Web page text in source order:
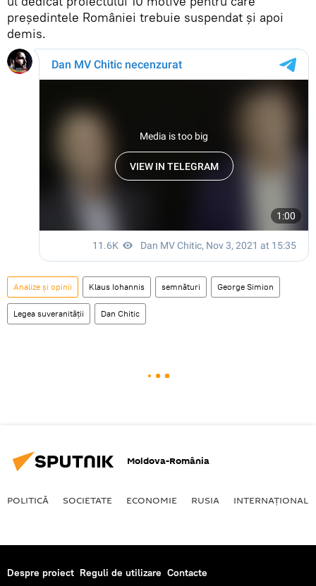
președintele României trebuie suspendat și apoi
demis.
Analize și opinii Klaus Iohannis semnături George Simion
Legea suveranității Dan Chitic
Moldova-România
POLITICĂ SOCIETATE ECONOMIE RUSIA INTERNAŢIONAL
Despre proiect Reguli de utilizare Contacte